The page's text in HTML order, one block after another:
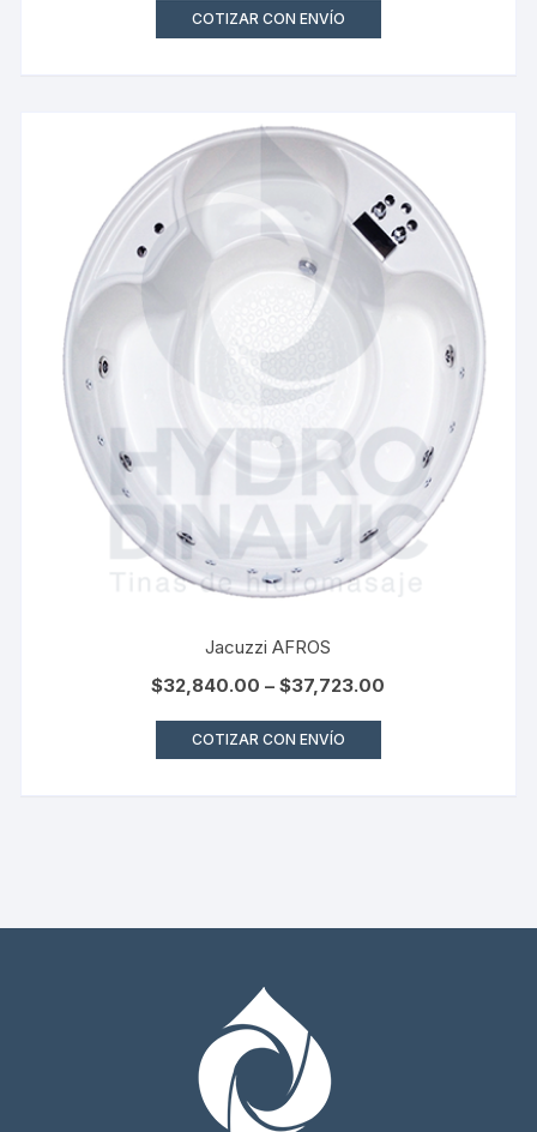
COTIZAR CON ENVÍO
Jacuzzi AFROS
$32,840.00 –$37,723.00
COTIZAR CON ENVÍO